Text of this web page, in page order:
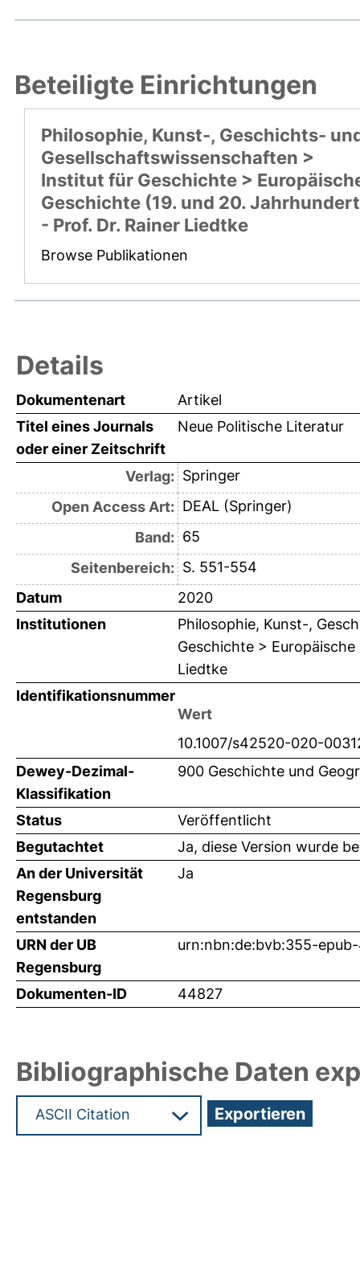
Beteiligte Einrichtungen
Philosophie, Kunst-, Geschichts-
Gesellschaftswissenschaften >
Institut für Geschichte >
Geschichte (19. und 20.
- Prof. Dr. Rainer Liedtke
Browse Publikationen
Details
Dokumentenart
Artikel
Titel eines Journals
oder einer Zeitschrift
Neue Politische Literatur
Verlag: Springer
Open Access Art: DEAL (Springer)
Band: 65
Seitenbereich: S. 551-554
Datum
2020
Institutionen
Philosophie, Kunst-,
Geschichte >
Liedtke
Identifikationsnummer
Wert
10.1007/s42520-020-
Dewey-Dezimal-
Klassifikation
900 Geschichte und
Status
Veröffentlicht
Begutachtet
Ja, diese Version wurde
An der Universität
Regensburg
entstanden
Ja
URN der UB
Regensburg
urn:nbn:de:bvb:355-
Dokumenten-ID 44827
Bibliographische Daten